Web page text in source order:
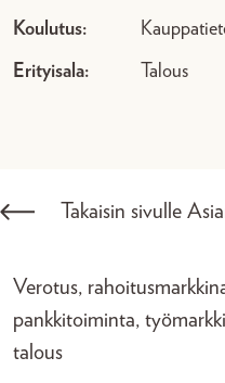
Koulutus:
Erityisala: Talous
Takaisin sivulle
Verotus,
pankkitoiminta,
talous